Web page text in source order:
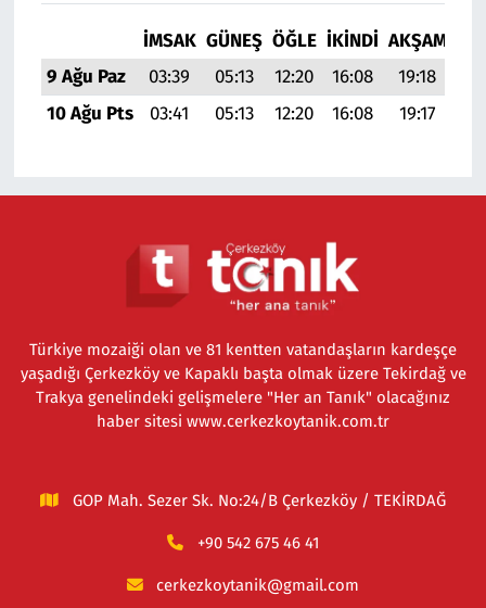
İMSAK GÜNEŞ ÖĞLE İKINDI AKŞAM
9 Ağu Paz
03:39 05:13 12:20 16:08 19:18
10 Ağu Pts
03:41 05:13 12:20 16:08 19:17
Türkiye mozaiği olan ve 81 kentten vatandaşların kardeşçe
yaşadığı Çerkezköy ve Kapaklı başta olmak üzere Tekirdağ ve
Trakya genelindeki gelişmelere "Her an Tanık" olacağınız
haber sitesi www.cerkezkoytanik.com.tr
GOP Mah. Sezer Sk. No:24/B Çerkezköy / TEKİRDAĞ
+90 542 675 46 41
cerkezkoytanik@gmail.com